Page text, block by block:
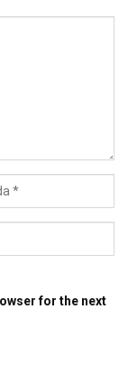
for the next